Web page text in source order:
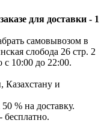
для доставки - 1
самовывозом в
слобода 26 стр. 2
10:00 до 22:00.
Казахстану и
% на доставку.
бесплатно.